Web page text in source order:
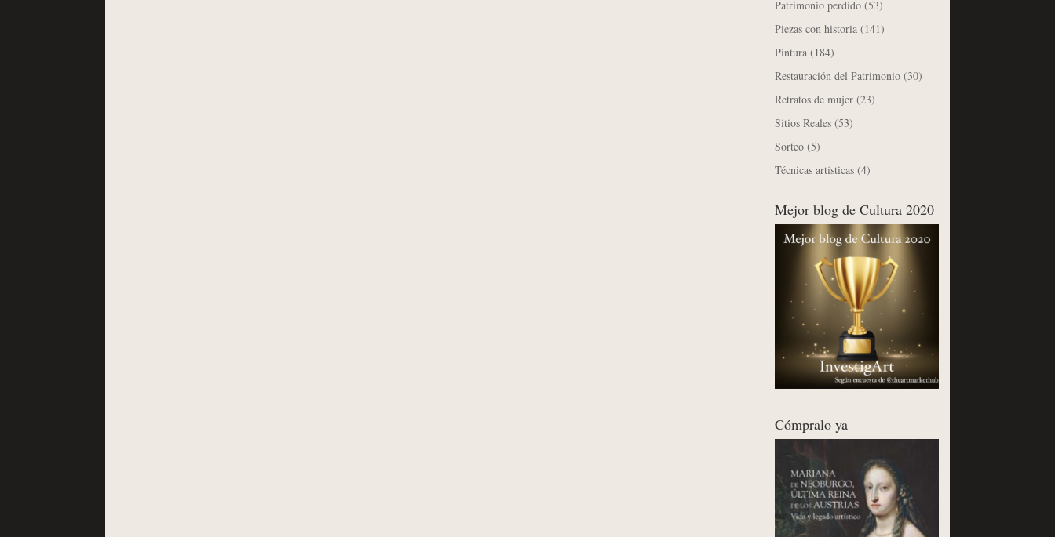
Patrimonio perdido (53)
Piezas con historia (141)
Pintura (184)
Restauración del Patrimonio (30)
Retratos de mujer (23)
Sitios Reales (53)
Sorteo (5)
Técnicas artísticas (4)
Mejor blog de Cultura 2020
Cómpralo ya